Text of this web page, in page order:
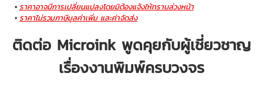
ราคาอาจมีการเปลี่ยนแปลงโดยมิต้องแจ้งให้ทราบล่วงหน้า
ราคาไม่รวมภาษีมูลค่าเพิ่ม และค่าจัดส่ง
ติดต่อ Microink พูดคุยกับผู้เชี่ยวชาญ
เรื่องงานพิมพ์ครบวงจร